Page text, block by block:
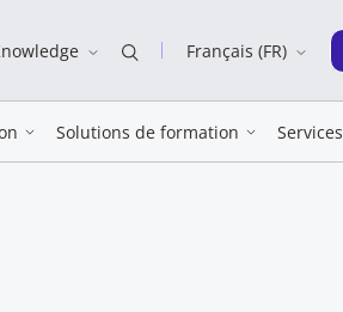
Français (FR)
Solutions de formation Services